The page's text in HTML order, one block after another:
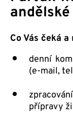
Co Vás čeká a
denní
(e-mail,
přípravy